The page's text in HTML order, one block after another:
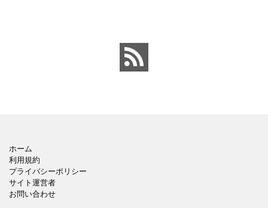
ホーム
利用規約
プライバシーポリシー
サイト運営者
お問い合わせ